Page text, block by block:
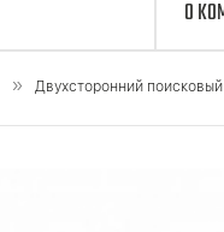
О
Двухсторонний